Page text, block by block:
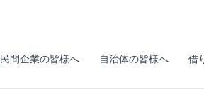
民間企業の皆様へ 自治体の皆様へ 借